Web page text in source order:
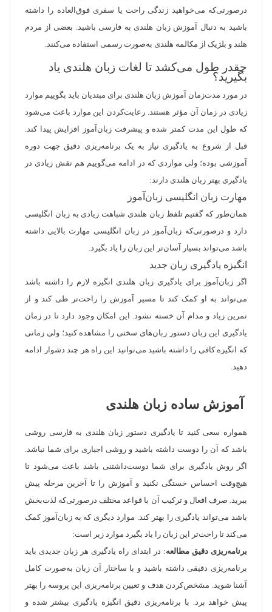
درصورتی‌که می‌خواهید زندگی راحت یا سفری فوق‌العاده را داشته
باشید به دنبال آموزش زبان هلندی به فارسی باشید. بعضی از مردم
هلند و بلژیک از مکالمه هلندی به‌صورت رسمی استفاده می‌کنند.
چقدر طول می‌کشد تا لغات زبان هلندی یاد
بگیرید؟
در مورد مدت‌زمان آموزش زبان هلندی برای مبتدیان باید بگوییم موارد
زیادی در زمان آن مؤثر هستند. رعایت‌کردن این موارد باعث می‌شود
که طول این مدت کمتر شده و پیشرفت زبان‌آموز افزایش پیدا کند.
قبل از شروع به یادگیری نیاز به یک برنامه‌ریزی دقیق جهت دوره
آموزشی بوده؛ ولی مواردی که در ادامه می‌گوییم هم نقش زیادی در
یادگیری بهتر زبان هلندی دارند:
مهارت زبان انگلیسی زبان‌آموز
همان‌طور که گفتیم تلفظ زبان هلندی شباهت زیادی به زبان انگلیسی
دارد و درصورتی‌که زبان‌آموز در زبان انگلیسی مهارت بالایی داشته
باشد می‌تواند بسیار آسان‌تر این زبان را یاد بگیرد.
انگیزه یادگیری زبان جدید
اگر زبان‌آموز برای یادگیری زبان هلندی انگیزه لازم را داشته باشد
می‌تواند به او کمک کند تا مسیر آموزش را راحت‌تر طی کند و از
تمرین زیاد و مدام آن خسته نشود. این امکان وجود دارد تا در زمان
یادگیری این زبان دستور زبان‌های سختی را مشاهده کنید؛ ولی زمانی
که انگیزه کافی را داشته باشید می‌توانید این راه هر چند دشوار ادامه
دهید.
آموزش ساده زبان هلندی
همواره سعی کنید تا یادگیری دستور زبان هلندی به فارسی روشی
باشد که آن را دوست داشته باشید و روشی اجباری برای شما نباشد.
اگر روش یادگیری برای شما دوست‌داشتنی باشد باعث می‌شود تا
هیچ‌وقت احساس خستگی نکنید و آموزش را تا آخرین مرحله پیش
ببرید. صرف افعال و ترکیب آن با قواعد مختلف درصورتی‌که لذت‌بخش
باشد می‌تواند یادگیری را بهتر کند. موارد دیگری که به زبان‌آموز کمک
می‌کند تا راحت‌تر این زبان را یاد بگیرد موارد زیر است:
برنامه‌ریزی دقیق مطالعه: در ابتدای راه یادگیری هر زبان جدیدی باید
برنامه‌ریزی دقیقی داشته باشید و با ساختار آن زبان به‌صورت کامل
آشنا شوید. مشخص‌کردن هدف و تعیین برنامه‌ریزی این پروسه را بهتر
پیش خواهد برد. با برنامه‌ریزی دقیق انگیزه یادگیری بیشتر شده و